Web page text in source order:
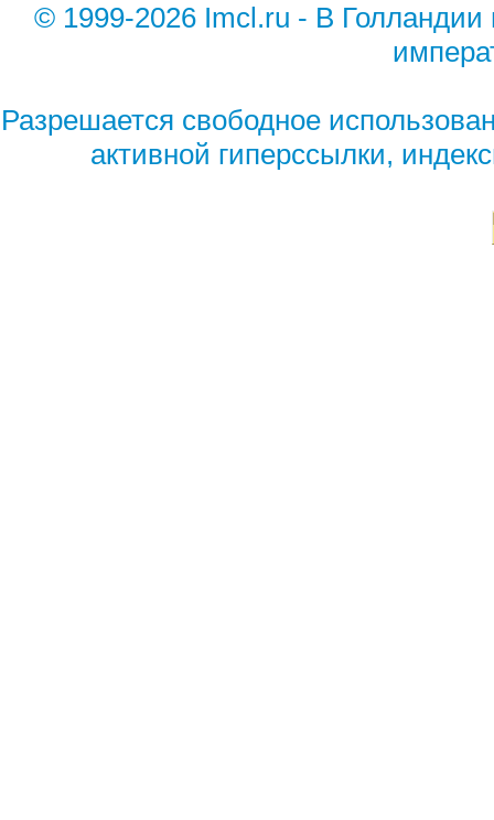
© 1999-2026 Imcl.ru - В
Разрешается свободное
активной гиперссылки,